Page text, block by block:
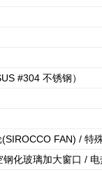
#304 不锈钢）
FAN) / 特
化玻璃加大窗口 /